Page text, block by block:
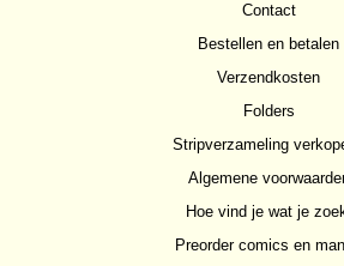
Contact
Bestellen en betalen
Verzendkosten
Folders
Stripverzameling
Algemene
Hoe vind je wat je
Preorder comics en